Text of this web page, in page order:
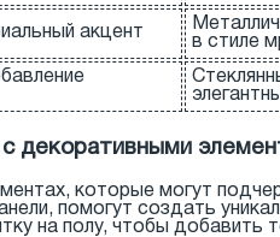
акцент
в стиле
декоративными
которые могут
помогут создать
на полу, чтобы добавить